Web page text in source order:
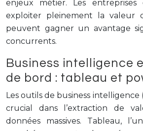
enjeux métier. Les entreprises
exploiter pleinement la valeur
peuvent gagner un avantage
concurrents.
Business intelligence
de bord : tableau et
Les outils de business
crucial dans l’extraction de
données massives. Tableau,